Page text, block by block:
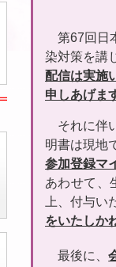
第67回日
染対策を講
配信は実施
申しあげま
それに伴
明書は現地
参加登録マ
あわせて、
上、付与い
をいたしか
最後に、